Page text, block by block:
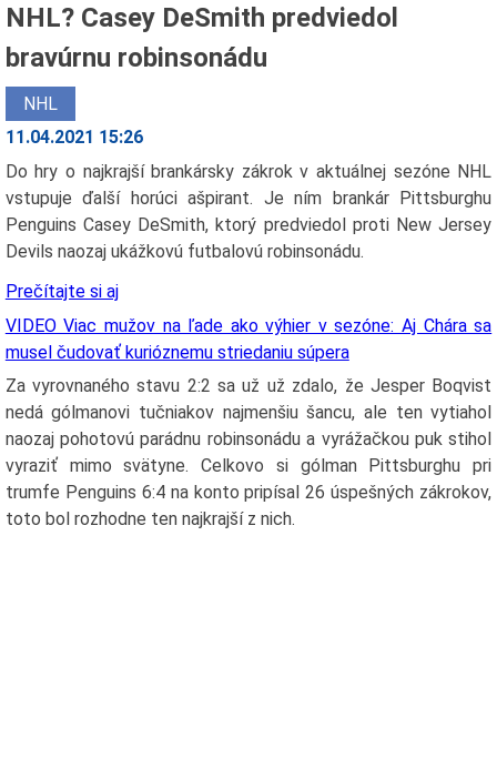
NHL? Casey DeSmith predviedol
bravúrnu robinsonádu
NHL
11.04.2021 15:26
Do hry o najkrajší brankársky zákrok v aktuálnej sezóne NHL
vstupuje ďalší horúci ašpirant. Je ním brankár Pittsburghu
Penguins Casey DeSmith, ktorý predviedol proti New Jersey
Devils naozaj ukážkovú futbalovú robinsonádu.
Prečítajte si aj
VIDEO Viac mužov na ľade ako výhier v sezóne: Aj Chára sa
musel čudovať kurióznemu striedaniu súpera
Za vyrovnaného stavu 2:2 sa už už zdalo, že Jesper Boqvist
nedá gólmanovi tučniakov najmenšiu šancu, ale ten vytiahol
naozaj pohotovú parádnu robinsonádu a vyrážačkou puk stihol
vyraziť mimo svätyne. Celkovo si gólman Pittsburghu pri
trumfe Penguins 6:4 na konto pripísal 26 úspešných zákrokov,
toto bol rozhodne ten najkrajší z nich.